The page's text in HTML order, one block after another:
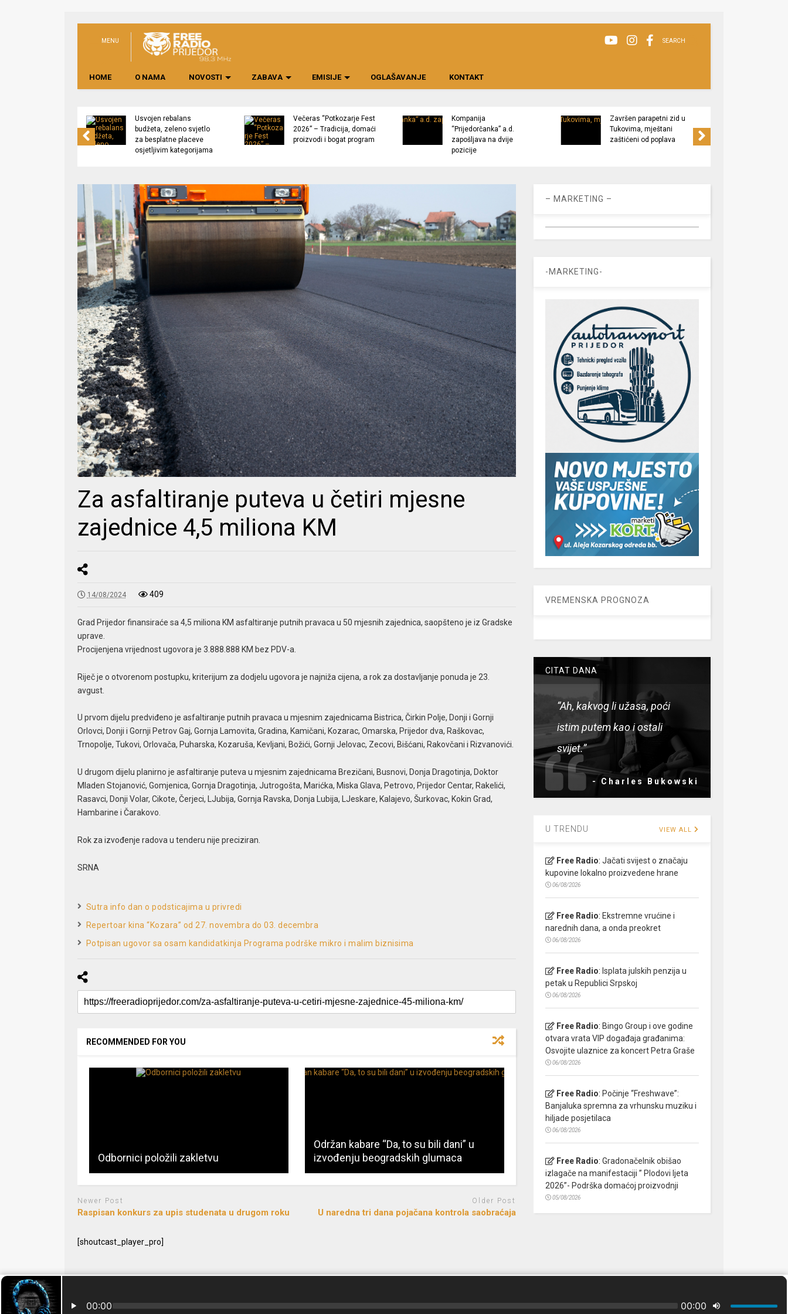
MENU SEARCH
HOME O NAMA NOVOSTI ZABAVA EMISIJE OGLAŠAVANJE KONTAKT
Usvojen rebalans
budžeta, zeleno svjetlo
za besplatne placeve
osjetljivim kategorijama
Večeras “Potkozarje Fest
2026” – Tradicija, domaći
proizvodi i bogat program
Kompanija
“Prijedorčanka” a.d.
zapošljava na dvije
pozicije
Završen parapetni zid u
Tukovima, mještani
zaštićeni od poplava
Za asfaltiranje puteva u četiri mjesne
zajednice 4,5 miliona KM
14/08/2024 409
Grad Prijedor finansiraće sa 4,5 miliona KM asfaltiranje putnih pravaca u 50 mjesnih zajednica, saopšteno je iz Gradske
uprave.
Procijenjena vrijednost ugovora je 3.888.888 KM bez PDV-a.
Riječ je o otvorenom postupku, kriterijum za dodjelu ugovora je najniža cijena, a rok za dostavljanje ponuda je 23.
avgust.
U prvom dijelu predviđeno je asfaltiranje putnih pravaca u mjesnim zajednicama Bistrica, Čirkin Polje, Donji i Gornji
Orlovci, Donji i Gornji Petrov Gaj, Gornja Lamovita, Gradina, Kamičani, Kozarac, Omarska, Prijedor dva, Raškovac,
Trnopolje, Tukovi, Orlovača, Puharska, Kozaruša, Kevljani, Božići, Gornji Jelovac, Zecovi, Bišćani, Rakovčani i Rizvanovići.
U drugom dijelu planirno je asfaltiranje puteva u mjesnim zajednicama Brezičani, Busnovi, Donja Dragotinja, Doktor
Mladen Stojanović, Gomjenica, Gornja Dragotinja, Jutrogošta, Marićka, Miska Glava, Petrovo, Prijedor Centar, Rakelići,
Rasavci, Donji Volar, Cikote, Čerjeci, LJubija, Gornja Ravska, Donja Lubija, LJeskare, Kalajevo, Šurkovac, Kokin Grad,
Hambarine i Čarakovo.
Rok za izvođenje radova u tenderu nije preciziran.
SRNA
Sutra info dan o podsticajima u privredi
Repertoar kina “Kozara” od 27. novembra do 03. decembra
Potpisan ugovor sa osam kandidatkinja Programa podrške mikro i malim biznisima
RECOMMENDED FOR YOU
Odbornici položili zakletvu
Održan kabare “Da, to su bili dani” u
izvođenju beogradskih glumaca
Newer Post
Raspisan konkurs za upis studenata u drugom roku
Older Post
U naredna tri dana pojačana kontrola saobraćaja
– MARKETING –
-MARKETING-
VREMENSKA PROGNOZA
CITAT DANA
“Ah, kakvog li užasa, poći
istim putem kao i ostali
svijet.”
- Charles Bukowski
U TRENDU VIEW ALL
Free Radio: Jačati svijest o značaju
kupovine lokalno proizvedene hrane
06/08/2026
Free Radio: Ekstremne vrućine i
narednih dana, a onda preokret
06/08/2026
Free Radio: Isplata julskih penzija u
petak u Republici Srpskoj
06/08/2026
Free Radio: Bingo Group i ove godine
otvara vrata VIP događaja građanima:
Osvojite ulaznice za koncert Petra Graše
06/08/2026
Free Radio: Počinje “Freshwave”:
Banjaluka spremna za vrhunsku muziku i
hiljade posjetilaca
06/08/2026
Free Radio: Gradonačelnik obišao
izlagače na manifestaciji ” Plodovi ljeta
2026”- Podrška domaćoj proizvodnji
05/08/2026
[shoutcast_player_pro]